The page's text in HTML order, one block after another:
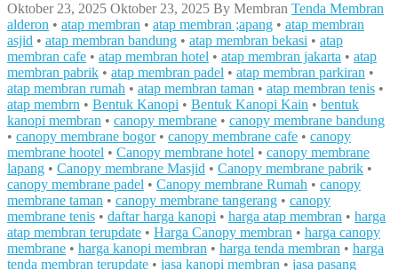
Oktober 23, 2025 Oktober 23, 2025 By Membran Tenda Membran
alderon • atap membran • atap membran ;apang • atap membran
asjid • atap membran bandung • atap membran bekasi • atap
membran cafe • atap membran hotel • atap membran jakarta • atap
membran pabrik • atap membran padel • atap membran parkiran •
atap membran rumah • atap membran taman • atap membran tenis •
atap membrn • Bentuk Kanopi • Bentuk Kanopi Kain • bentuk
kanopi membran • canopy membrane • canopy membrane bandung
• canopy membrane bogor• canopy membrane cafe • canopy
membrane hootel • Canopy membrane hotel • canopy membrane
lapang • Canopy membrane Masjid • Canopy membrane pabrik •
canopy membrane padel • Canopy membrane Rumah • canopy
membrane taman • canopy membrane tangerang • canopy
membrane tenis • daftar harga kanopi • harga atap membran • harga
atap membran terupdate • Harga Canopy membran • harga canopy
membrane • harga kanopi membran • harga tenda membran • harga
tenda membran terupdate • jasa kanopi membran • jasa pasang